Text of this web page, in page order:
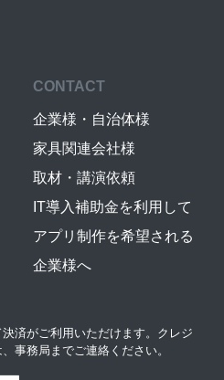
CONTACT
企業様・自治体様
家具関連会社様
取材・講演依頼
IT導入補助金を利用して
アプリ制作を希望される
企業様へ
済がご利用いただけます。クレジ
事務局までご連絡ください。